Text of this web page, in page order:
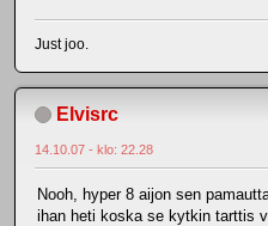
Just joo.
Elvisrc
14.10.07 - klo: 22.28
Nooh, hyper 8 aijon sen
ihan heti koska se kytkin tarttis